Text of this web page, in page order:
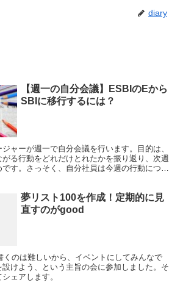
diary
【週一の自分会議】ESBIのEから
SBIに移行するには？
ャーが週一で自分会議を行います。目的は、
る行動をどれだけとれたかを振り返り、次週
す。さっそく、自分社員は今週の行動につい
夢リスト100を作成！定期的に見
直すのがgood
くのは難しいから、イベントにしてみんなで
けよう、という主旨の会に参加しました。そ
ェアします。